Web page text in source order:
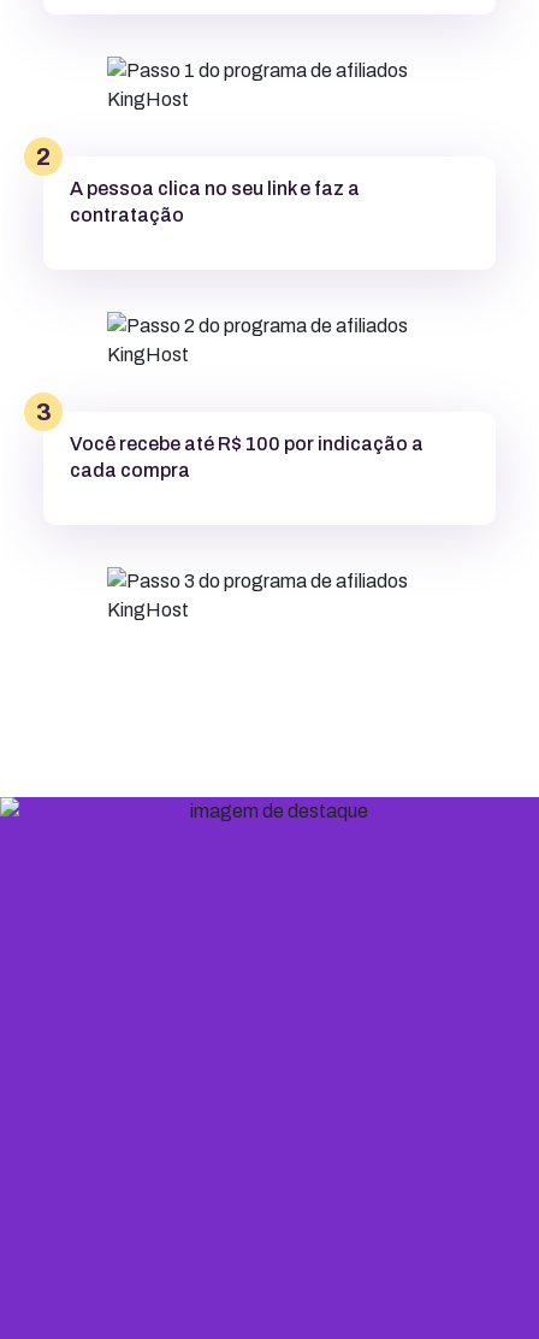
2
A pessoa clica no seu link e faz a
contratação
3
Você recebe até R$ 100 por indicação a
cada compra